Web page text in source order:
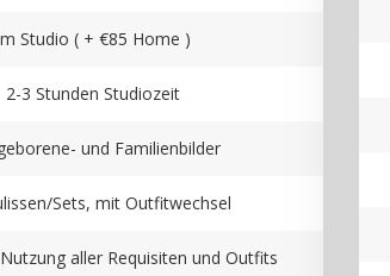
Studio ( + €85 Home )
2-3 Stunden Studiozeit
und Familienbilder
Sets, mit Outfitwechsel
aller Requisiten und Outfits